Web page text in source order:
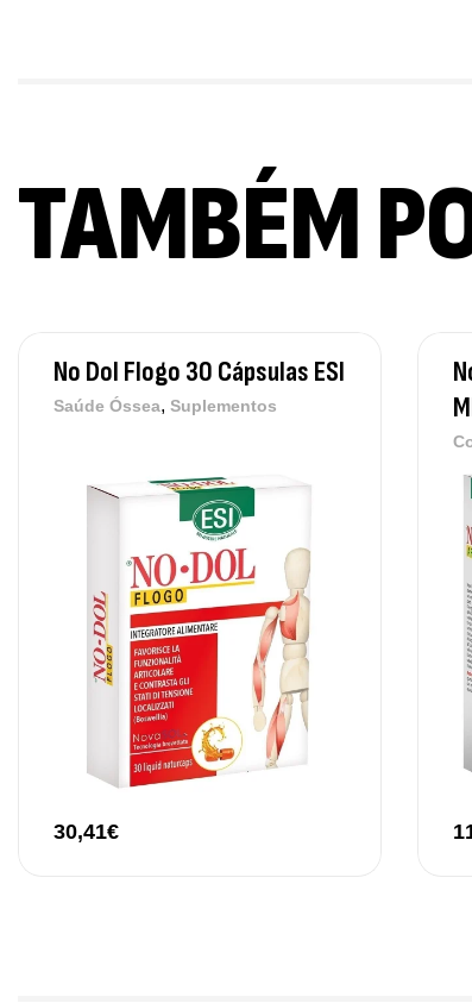
TAMBÉM
No Dol Flogo 30 Cápsulas ESI
Saúde Óssea, Suplementos
30,41€